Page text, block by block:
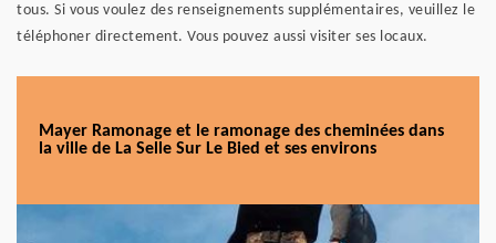
tous. Si vous voulez des renseignements supplémentaires, veuillez le
téléphoner directement. Vous pouvez aussi visiter ses locaux.
Mayer Ramonage et le ramonage des cheminées dans
la ville de La Selle Sur Le Bied et ses environs